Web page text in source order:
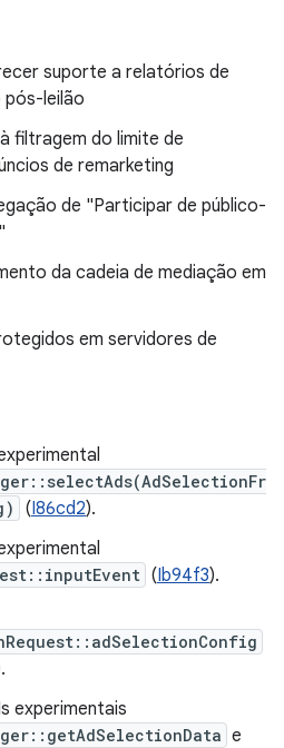
suporte a relatórios de
pós-leilão
filtragem do limite de
de remarketing
de "Participar de público-
da cadeia de mediação em
em servidores de
(I86cd2).
(Ib94f3).
experimentais
e